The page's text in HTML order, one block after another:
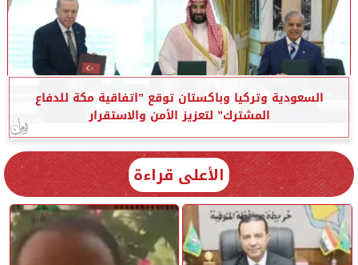
السعودية وتركيا وباكستان توقع ”اتفاقية مكة للدفاع
المشترك” لتعزيز الأمن والاستقرار
الأعلى قراءة